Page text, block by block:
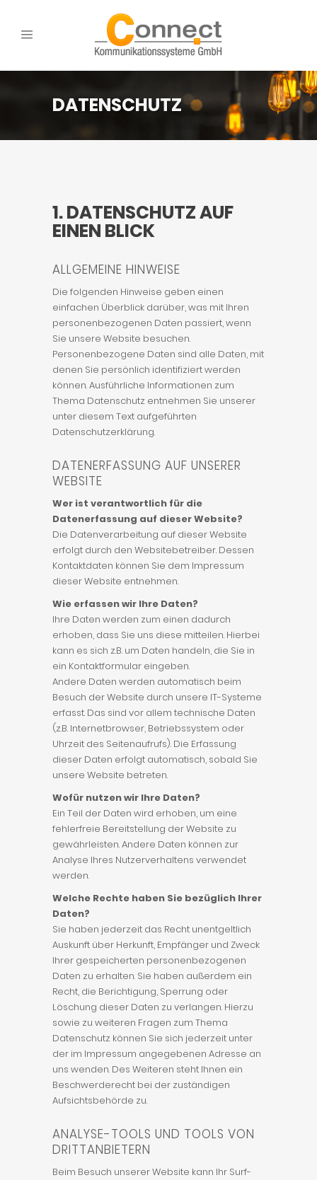
DATENSCHUTZ
1. DATENSCHUTZ AUF
EINEN BLICK
ALLGEMEINE HINWEISE
Die folgenden Hinweise geben einen
einfachen Überblick darüber, was mit Ihren
personenbezogenen Daten passiert, wenn
Sie unsere Website besuchen.
Personenbezogene Daten sind alle Daten, mit
denen Sie persönlich identifiziert werden
können. Ausführliche Informationen zum
Thema Datenschutz entnehmen Sie unserer
unter diesem Text aufgeführten
Datenschutzerklärung.
DATENERFASSUNG AUF UNSERER
WEBSITE
Wer ist verantwortlich für die
Datenerfassung auf dieser Website?
Die Datenverarbeitung auf dieser Website
erfolgt durch den Websitebetreiber. Dessen
Kontaktdaten können Sie dem Impressum
dieser Website entnehmen.
Wie erfassen wir Ihre Daten?
Ihre Daten werden zum einen dadurch
erhoben, dass Sie uns diese mitteilen. Hierbei
kann es sich z.B. um Daten handeln, die Sie in
ein Kontaktformular eingeben.
Andere Daten werden automatisch beim
Besuch der Website durch unsere IT-Systeme
erfasst. Das sind vor allem technische Daten
(z.B. Internetbrowser, Betriebssystem oder
Uhrzeit des Seitenaufrufs). Die Erfassung
dieser Daten erfolgt automatisch, sobald Sie
unsere Website betreten.
Wofür nutzen wir Ihre Daten?
Ein Teil der Daten wird erhoben, um eine
fehlerfreie Bereitstellung der Website zu
gewährleisten. Andere Daten können zur
Analyse Ihres Nutzerverhaltens verwendet
werden.
Welche Rechte haben Sie bezüglich Ihrer
Daten?
Sie haben jederzeit das Recht unentgeltlich
Auskunft über Herkunft, Empfänger und Zweck
Ihrer gespeicherten personenbezogenen
Daten zu erhalten. Sie haben außerdem ein
Recht, die Berichtigung, Sperrung oder
Löschung dieser Daten zu verlangen. Hierzu
sowie zu weiteren Fragen zum Thema
Datenschutz können Sie sich jederzeit unter
der im Impressum angegebenen Adresse an
uns wenden. Des Weiteren steht Ihnen ein
Beschwerderecht bei der zuständigen
Aufsichtsbehörde zu.
ANALYSE-TOOLS UND TOOLS VON
DRITTANBIETERN
Beim Besuch unserer Website kann Ihr Surf-